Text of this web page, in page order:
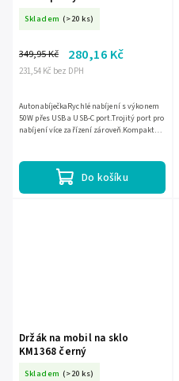
Skladem (>20 ks)
231,54 Kč bez DPH
349,95 Kč 280,16 Kč
Do košíku
AutonabíječkaRychlé nabíjení s výkonem
50W přes USB a USB-C port.Trojitý port pro
nabíjení více zařízení zároveň.Kompaktní
Držák na mobil na sklo
KM1368 černý
Skladem (>20 ks)